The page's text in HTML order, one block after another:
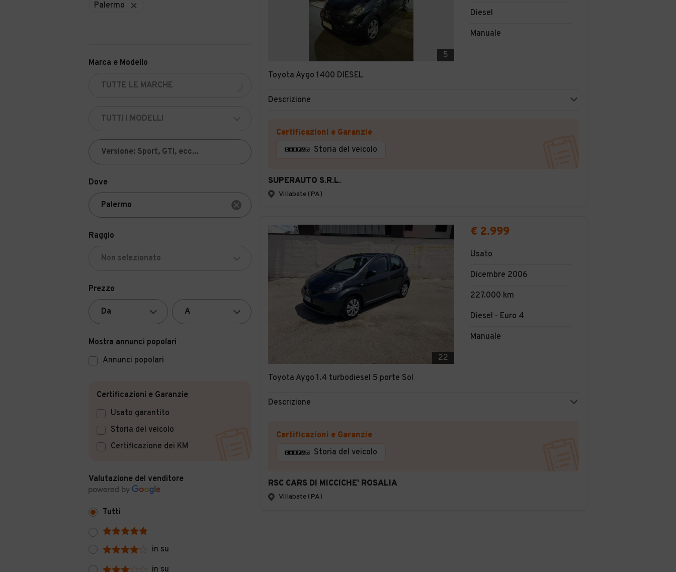
Palermo
Marca e Modello
Dove
Raggio
Prezzo
Mostra annunci popolari
Annunci popolari
Certificazioni e Garanzie
Usato garantito
Storia del veicolo
Certificazione dei KM
Valutazione del venditore
Tutti
in su
in su
5
Toyota Aygo 1400 DIESEL
Diesel
Manuale
Descrizione
Certificazioni e Garanzie
Storia del veicolo
SUPERAUTO S.R.L.
Villabate (PA)
22
Toyota Aygo 1.4 turbodiesel 5 porte Sol
€ 2.999
Usato
Dicembre 2006
227.000 km
Diesel - Euro 4
Manuale
Descrizione
Certificazioni e Garanzie
Storia del veicolo
RSC CARS DI MICCICHE' ROSALIA
Villabate (PA)